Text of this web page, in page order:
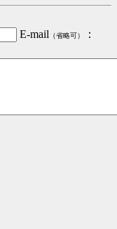
E-mail （省略可） ：